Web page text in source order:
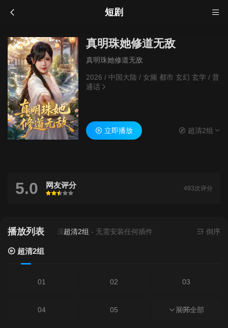
短剧
真明珠她修道无敌
真明珠她修道无敌
2026 / 中国大陆 / 女频 都市 玄幻 玄学/ 普
通话
立即播放 超清2组
5.0 网友评分
很差
较差还行推荐力荐
493次评分
播放列表
当前资源来源 超清2组- 无需安装任何插件 倒序
超清2组
01 02 03
04 05 06
展开全部